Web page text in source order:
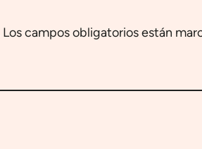
Los campos obligatorios están